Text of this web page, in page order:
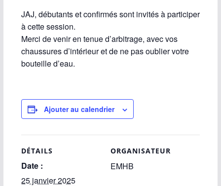
JAJ, débutants et confirmés sont invités à participer
à cette session.
Merci de venir en tenue d’arbitrage, avec vos
chaussures d’intérieur et de ne pas oublier votre
bouteille d’eau.
Ajouter au calendrier
DÉTAILS
Date :
25 janvier 2025
ORGANISATEUR
EMHB